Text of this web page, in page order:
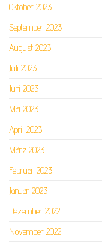
Oktober 2023
September 2023
August 2023
Juli 2023
Juni 2023
Mai 2023
April 2023
März 2023
Februar 2023
Januar 2023
Dezember 2022
November 2022